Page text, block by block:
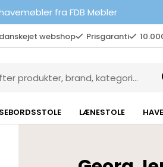
fra FDB Møbler
webshop Prisgaranti
LÆNESTOLE